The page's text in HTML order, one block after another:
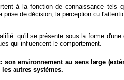
à la fonction de connaissance tels
prise de décision, la perception ou
qu'il se présente sous la forme
qui influencent le comportement.
environnement au sens large
autres systèmes.